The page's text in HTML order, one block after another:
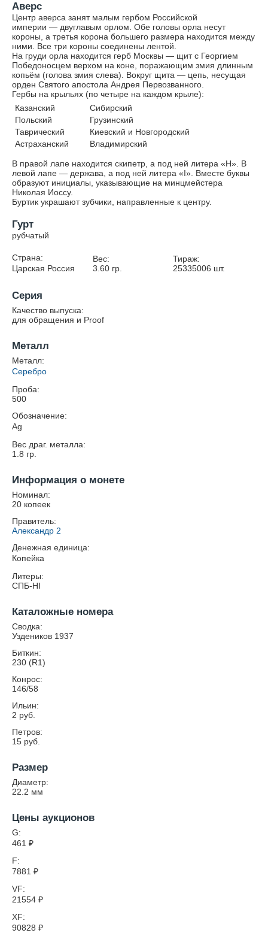
Аверс
Центр аверса занят малым гербом Российской
империи — двуглавым орлом. Обе головы орла несут
короны, а третья корона большего размера находится между
ними. Все три короны соединены лентой.
На груди орла находится герб Москвы — щит с Георгием
Победоносцем верхом на коне, поражающим змия длинным
копьём (голова змия слева). Вокруг щита — цепь, несущая
орден Святого апостола Андрея Первозванного.
Гербы на крыльях (по четыре на каждом крыле):
Казанский
Польский
Таврический
Астраханский
Сибирский
Грузинский
Киевский и Новгородский
Владимирский
В правой лапе находится скипетр, а под ней литера «Н». В
левой лапе — держава, а под ней литера «I». Вместе буквы
образуют инициалы, указывающие на минцмейстера
Николая Иоссу.
Буртик украшают зубчики, направленные к центру.
Гурт
рубчатый
Страна:
Царская Россия
Вес:
3.60гр.
Тираж:
25335006 шт.
Серия
Качество выпуска:
для обращения и Proof
Металл
Металл:
Серебро
Проба:
500
Обозначение:
Ag
Вес драг. металла:
1.8 гр.
Информация о монете
Номинал:
20 копеек
Правитель:
Александр 2
Денежная единица:
Копейка
Литеры:
СПБ-HI
Каталожные номера
Сводка:
Уздеников 1937
Биткин:
230 (R1)
Конрос:
146/58
Ильин:
2 руб.
Петров:
15 руб.
Размер
Диаметр:
22.2 мм
Цены аукционов
G:
461 ₽
F:
7881 ₽
VF:
21554 ₽
XF:
90828 ₽